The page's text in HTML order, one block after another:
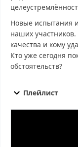
Новые испытания
наших участников.
качества и кому
Кто уже сегодня
обстоятельств?
бесплатно в
выпуск от
Плейлист